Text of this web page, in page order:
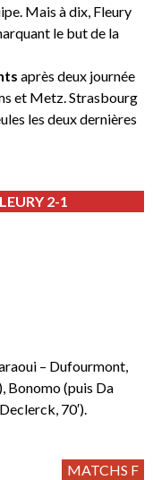
Mais à dix, Fleury
le but de la
après deux journée
et Metz. Strasbourg
les deux dernières
2-1
– Dufourmont,
Bonomo (puis Da
70′).
MATCHS F